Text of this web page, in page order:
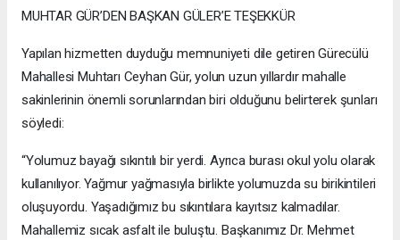
MUHTAR GÜR’DEN BAŞKAN GÜLER’E TEŞEKKÜR
Yapılan hizmetten duyduğu memnuniyeti dile getiren Gürecülü
Mahallesi Muhtarı Ceyhan Gür, yolun uzun yıllardır mahalle
sakinlerinin önemli sorunlarından biri olduğunu belirterek şunları
söyledi:
“Yolumuz bayağı sıkıntılı bir yerdi. Ayrıca burası okul yolu olarak
kullanılıyor. Yağmur yağmasıyla birlikte yolumuzda su birikintileri
oluşuyordu. Yaşadığımız bu sıkıntılara kayıtsız kalmadılar.
Mahallemiz sıcak asfalt ile buluştu. Başkanımız Dr. Mehmet